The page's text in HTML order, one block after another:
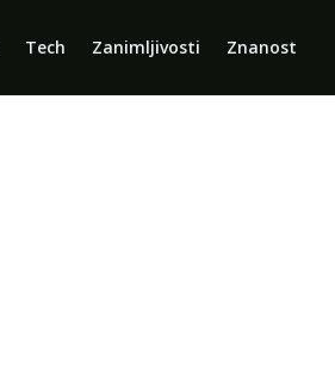
Tech Zanimljivosti Znanost